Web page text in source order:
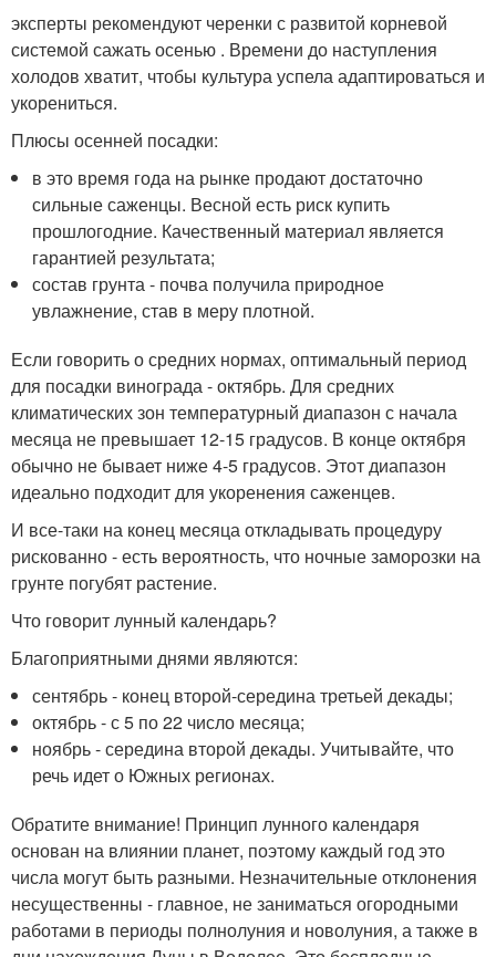
эксперты рекомендуют черенки с развитой корневой
системой сажать осенью . Времени до наступления
холодов хватит, чтобы культура успела адаптироваться и
укорениться.
Плюсы осенней посадки:
в это время года на рынке продают достаточно
сильные саженцы. Весной есть риск купить
прошлогодние. Качественный материал является
гарантией результата;
состав грунта - почва получила природное
увлажнение, став в меру плотной.
Если говорить о средних нормах, оптимальный период
для посадки винограда - октябрь. Для средних
климатических зон температурный диапазон с начала
месяца не превышает 12-15 градусов. В конце октября
обычно не бывает ниже 4-5 градусов. Этот диапазон
идеально подходит для укоренения саженцев.
И все-таки на конец месяца откладывать процедуру
рискованно - есть вероятность, что ночные заморозки на
грунте погубят растение.
Что говорит лунный календарь?
Благоприятными днями являются:
сентябрь - конец второй-середина третьей декады;
октябрь - с 5 по 22 число месяца;
ноябрь - середина второй декады. Учитывайте, что
речь идет о Южных регионах.
Обратите внимание! Принцип лунного календаря
основан на влиянии планет, поэтому каждый год это
числа могут быть разными. Незначительные отклонения
несущественны - главное, не заниматься огородными
работами в периоды полнолуния и новолуния, а также в